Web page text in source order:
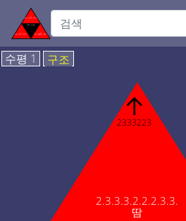
수평 1 구조
2.3.3.3.2.2.2.3.3.
땀
↑
2333223